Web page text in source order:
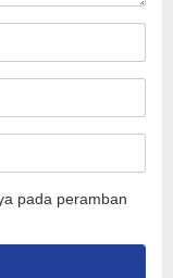
pada peramban